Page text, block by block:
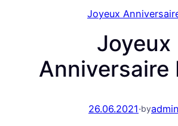
Joyeux
Joyeux
Anniversaire
26.06.2021·byadmin